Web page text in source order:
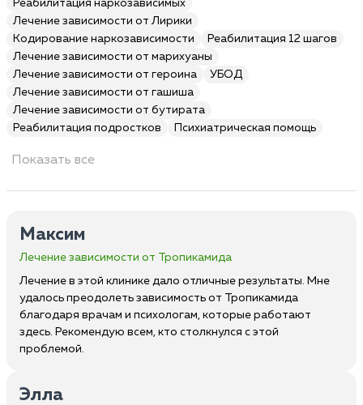
Реабилитация наркозависимых
Лечение зависимости от Лирики
Кодирование наркозависимости
Реабилитация 12 шагов
Лечение зависимости от марихуаны
Лечение зависимости от героина
УБОД
Лечение зависимости от гашиша
Лечение зависимости от бутирата
Реабилитация подростков
Психиатрическая помощь
Показать все
Максим
Лечение зависимости от Тропикамида
Лечение в этой клинике дало отличные результаты. Мне
удалось преодолеть зависимость от Тропикамида
благодаря врачам и психологам, которые работают
здесь. Рекомендую всем, кто столкнулся с этой
проблемой.
Элла